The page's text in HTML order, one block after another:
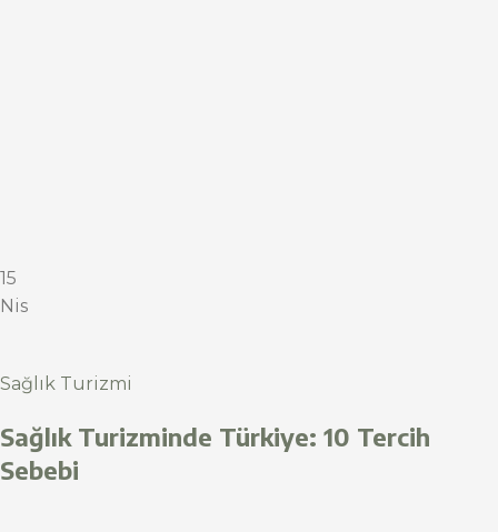
15
Nis
Sağlık Turizmi
Sağlık Turizminde Türkiye: 10 Tercih
Sebebi